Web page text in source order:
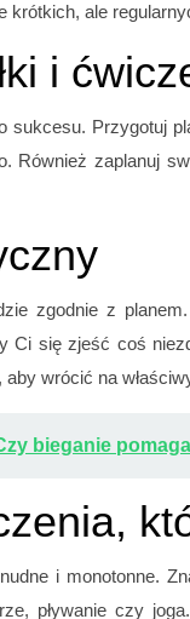
krótkich, ale
i
sukcesu. Przygotuj
Również zaplanuj
zgodnie z
Ci się zjeść coś
wrócić na
bieganie
i monotonne.
pływanie czy